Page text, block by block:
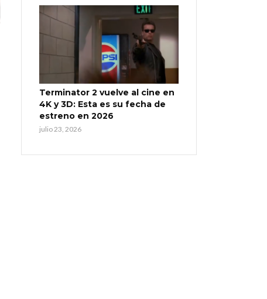
Terminator 2 vuelve al cine en
4K y 3D: Esta es su fecha de
estreno en 2026
julio 23, 2026